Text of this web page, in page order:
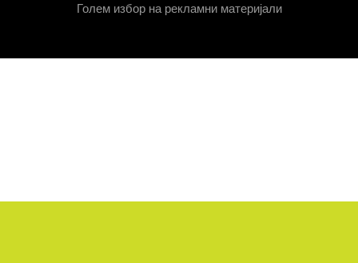
Голем избор на рекламни материјали